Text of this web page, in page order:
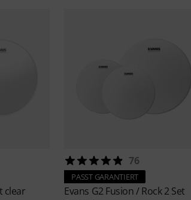
clear
76
PASST GARANTIERT
Evans G2 Fusion / Rock 2 Set